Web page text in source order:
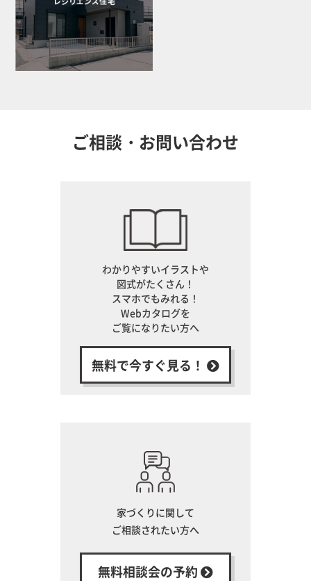
ご相談・お問い合わせ
わかりやすいイラストや
図式がたくさん！
スマホでもみれる！
Webカタログを
ご覧になりたい方へ
無料で今すぐ見る！
家づくりに関して
ご相談されたい方へ
無料相談会の予約